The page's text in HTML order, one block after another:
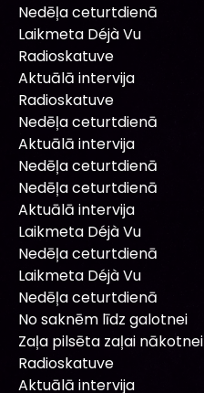
Nedēļa ceturtdienā
Laikmeta Déjà Vu
Radioskatuve
Aktuālā intervija
Radioskatuve
Nedēļa ceturtdienā
Aktuālā intervija
Nedēļa ceturtdienā
Nedēļa ceturtdienā
Aktuālā intervija
Laikmeta Déjà Vu
Nedēļa ceturtdienā
Laikmeta Déjà Vu
Nedēļa ceturtdienā
No saknēm līdz galotnei
Zaļa pilsēta zaļai nākotnei
Radioskatuve
Aktuālā intervija